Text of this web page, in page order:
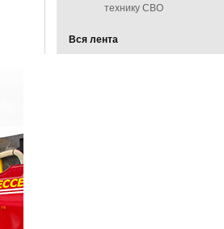
технику СВО
Вся лента